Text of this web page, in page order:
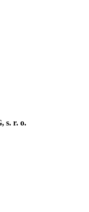
s. r. o.